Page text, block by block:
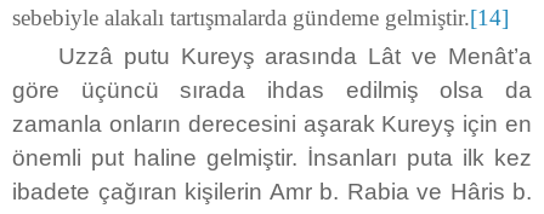
sebebiyle alakalı tartışmalarda gündeme gelmiştir.[14]
Uzzâ putu Kureyş arasında Lât ve Menât’a
göre üçüncü sırada ihdas edilmiş olsa da
zamanla onların derecesini aşarak Kureyş için en
önemli put haline gelmiştir. İnsanları puta ilk kez
ibadete çağıran kişilerin Amr b. Rabia ve Hâris b.